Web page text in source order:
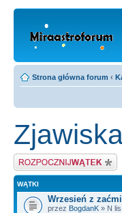
Strona główna forum ‹
Napisz wątek
WĄTKI
Wrzesień z
przez BogdanK » N